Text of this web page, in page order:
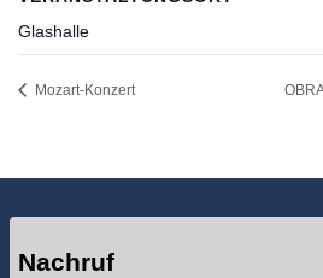
Glashalle
Mozart-Konzert
Nachruf